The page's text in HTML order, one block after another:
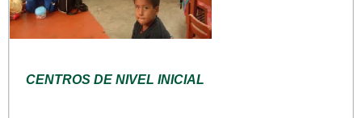
CENTROS DE NIVEL INICIAL